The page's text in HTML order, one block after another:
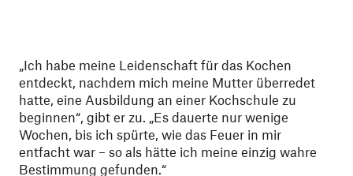
„Ich habe meine Leidenschaft für das Kochen
entdeckt, nachdem mich meine Mutter überredet
hatte, eine Ausbildung an einer Kochschule zu
beginnen“, gibt er zu. „Es dauerte nur wenige
Wochen, bis ich spürte, wie das Feuer in mir
entfacht war – so als hätte ich meine einzig wahre
Bestimmung gefunden.“